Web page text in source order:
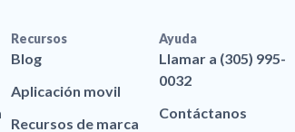
Recursos
Blog
Aplicación movil
Recursos de marca
Ayuda
Llamar a (305) 995-
0032
Contáctanos